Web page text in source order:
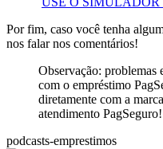
Por fim, caso você tenha
nos falar nos comentários!
Observação: problemas
com o empréstimo
diretamente com a
atendimento PagSeguro!
podcasts-emprestimos